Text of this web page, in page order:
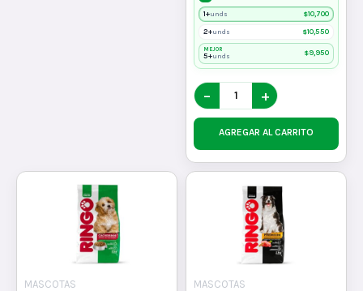
1+unds $10,700
2+unds $10,550
MEJOR
5+unds $9,950
− +
AGREGAR AL CARRITO
MASCOTAS
MASCOTAS